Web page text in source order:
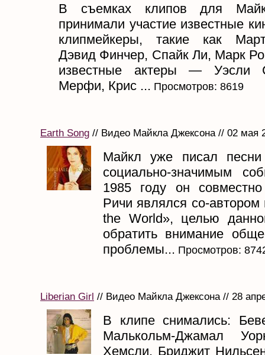
В съемках клипов для
принимали участие известные
клипмейкеры, такие как
Дэвид Финчер, Спайк Ли, Марк
известные актеры — Уэсли
Мерфи, Крис ... Просмотров: 8619
Earth Song // Видео Майкла Джексона // 02 мая
Майкл уже писал
социально-значимым
1985 году он
Ричи являлся со-автором
the World», целью
обратить внимание
проблемы... Просмотров:
Liberian Girl // Видео Майкла Джексона // 28
В клипе снимались:
Малькольм-Джамал
Хемсли, Бриджит